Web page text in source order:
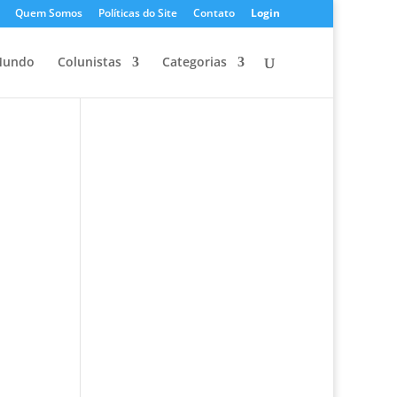
Quem Somos Políticas do Site Contato Login
Colunistas Categorias